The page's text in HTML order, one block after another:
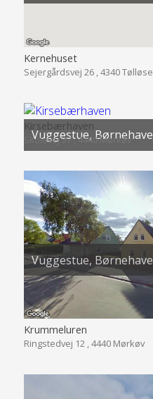
Kernehuset
Sejergårdsvej 26 , 4340 Tølløse
Vuggestue, Børnehave
Kirsebærhaven
Skolevej 37 , 4440 Mørkøv
Vuggestue, Børnehave
Krummeluren
Ringstedvej 12 , 4440 Mørkøv